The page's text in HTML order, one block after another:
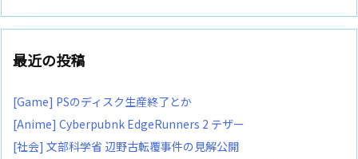
最近の投稿
[Game] PSのディスク生産終了とか
[Anime] Cyberpubnk EdgeRunners 2 テザー
[社会] 文部科学省 辺野古転覆事件の見解公開